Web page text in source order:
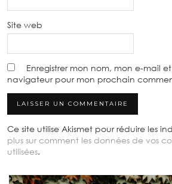
Site web
Enregistrer mon nom, mon e-mail
navigateur pour mon prochain
Ce site utilise Akismet pour réduire les
plus sur comment les données de vos
utilisées.